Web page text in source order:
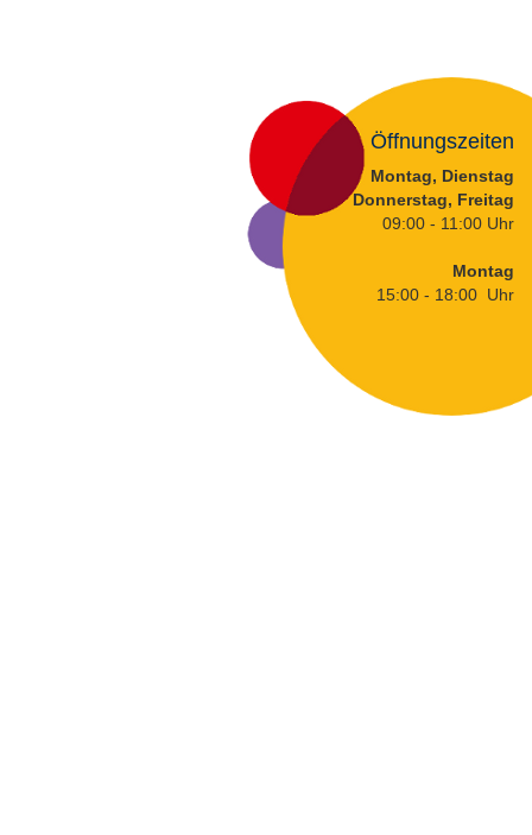
Öffnungszeiten
Montag, Dienstag
Donnerstag, Freitag
09:00 - 11:00 Uhr
Montag
15:00 - 18:00 Uhr